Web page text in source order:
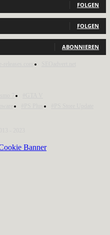
FOLGEN
FOLGEN
ABONNIEREN
Banner